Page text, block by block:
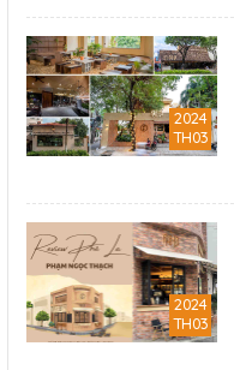
2024
TH03
2024
TH03